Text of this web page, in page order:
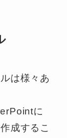
は様々あ
に
成するこ